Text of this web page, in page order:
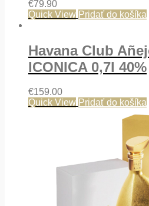
€79.90
Quick View Pridať do košíka
Havana Club
ICONICA 0,7l 40%
€159.00
Quick View Pridať do košíka